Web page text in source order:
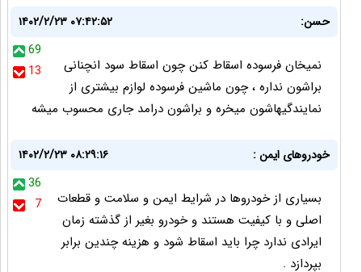
حسن:
۱۴۰۲/۲/۲۳ ۰۷:۴۲:۵۲
69
13
نمیخان فرسوده اسقاط کنن چون اسقاط سود انچنانی
براشون نداره ، چون ماشین فرسوده لوازم بیشتری از
نمایندگیهاشون میخره و براشون درامد جاری محسوب میشه
خودروهای ایمن :
۱۴۰۲/۲/۲۳ ۰۸:۲۹:۱۶
36
7
بسیاری از خودروها در شرایط ایمن و سلامت و قطعات
اصلی و با کیفیت هستند و خودرو بغیر از گذشته زمان
ایرادی ندارد چرا باید اسقاط شود و هزینه چندین برابر
بپردازد .